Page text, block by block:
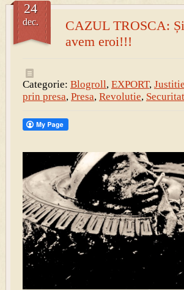
CAZUL TROSCA:
avem eroi!!!
24
dec.
Categorie: Blogroll, EXPORT, Justitie
prin presa, Presa, Revolutie,